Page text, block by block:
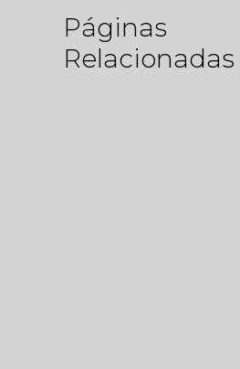
Páginas
Relacionadas